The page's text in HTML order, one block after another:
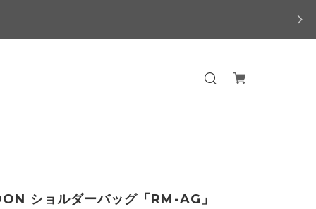
ショルダーバッグ「RM-AG」